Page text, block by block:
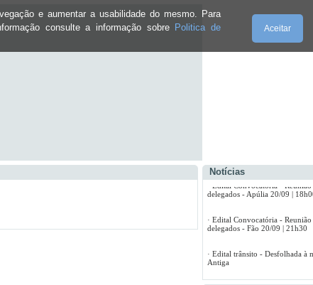
e aumentar a usabilidade do mesmo. Para
consulte a informação sobre Politica de
Aceitar
Notícias
28/09/2025
·CAMPANHA DE VACINAÇÃO
ANTIRRÁBICA 2025